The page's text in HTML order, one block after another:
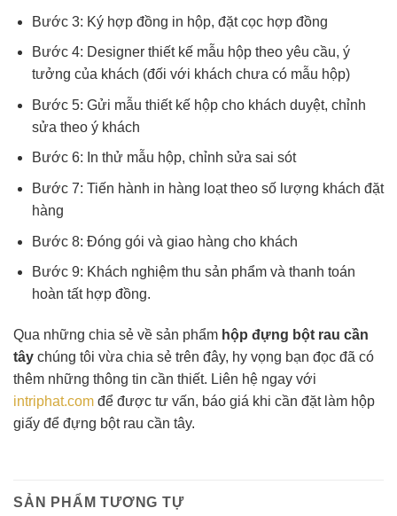
Bước 3: Ký hợp đồng in hộp, đặt cọc hợp đồng
Bước 4: Designer thiết kế mẫu hộp theo yêu cầu, ý
tưởng của khách (đối với khách chưa có mẫu hộp)
Bước 5: Gửi mẫu thiết kế hộp cho khách duyệt, chỉnh
sửa theo ý khách
Bước 6: In thử mẫu hộp, chỉnh sửa sai sót
Bước 7: Tiến hành in hàng loạt theo số lượng khách đặt
hàng
Bước 8: Đóng gói và giao hàng cho khách
Bước 9: Khách nghiệm thu sản phẩm và thanh toán
hoàn tất hợp đồng.
Qua những chia sẻ về sản phẩm hộp đựng bột rau cần
tây chúng tôi vừa chia sẻ trên đây, hy vọng bạn đọc đã có
thêm những thông tin cần thiết. Liên hệ ngay với
intriphat.com để được tư vấn, báo giá khi cần đặt làm hộp
giấy để đựng bột rau cần tây.
SẢN PHẨM TƯƠNG TỰ